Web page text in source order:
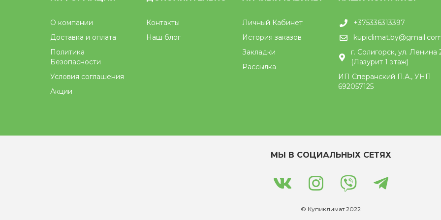
О компании
Доставка и оплата
Политика
Безопасности
Условия соглашения
Акции
Контакты
Наш блог
Личный Кабинет
История заказов
Закладки
Рассылка
+375336313397
г. Солигорск, ул. Ленина
(Лазурит 1 этаж)
ИП Сперанский П.А., УНП
692057125
МЫ В СОЦИАЛЬНЫХ СЕТЯХ
© Купиклимат 2022